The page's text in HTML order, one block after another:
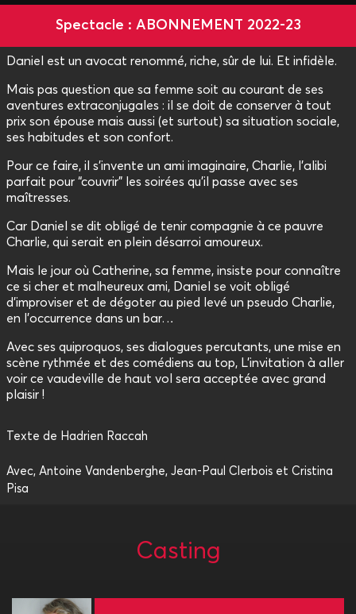
Spectacle : ABONNEMENT 2022-23
Daniel est un avocat renommé, riche, sûr de lui. Et infidèle.
Mais pas question que sa femme soit au courant de ses
aventures extraconjugales : il se doit de conserver à tout
prix son épouse mais aussi (et surtout) sa situation sociale,
ses habitudes et son confort.
Pour ce faire, il s’invente un ami imaginaire, Charlie, l’alibi
parfait pour “couvrir” les soirées qu’il passe avec ses
maîtresses.
Car Daniel se dit obligé de tenir compagnie à ce pauvre
Charlie, qui serait en plein désarroi amoureux.
Mais le jour où Catherine, sa femme, insiste pour connaître
ce si cher et malheureux ami, Daniel se voit obligé
d’improviser et de dégoter au pied levé un pseudo Charlie,
en l’occurrence dans un bar…
Avec ses quiproquos, ses dialogues percutants, une mise en
scène rythmée et des comédiens au top, L’invitation à aller
voir ce vaudeville de haut vol sera acceptée avec grand
plaisir !
Texte de Hadrien Raccah
Avec, Antoine Vandenberghe, Jean-Paul Clerbois et Cristina
Pisa
Casting